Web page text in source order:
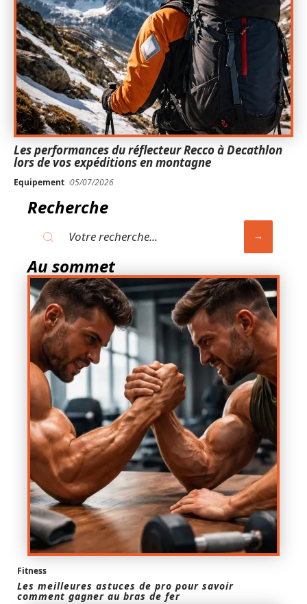
Les performances du réflecteur Recco à Decathlon
lors de vos expéditions en montagne
Equipement 05/07/2026
Recherche
Au sommet
Fitness
Les meilleures astuces de pro pour savoir
comment gagner au bras de fer